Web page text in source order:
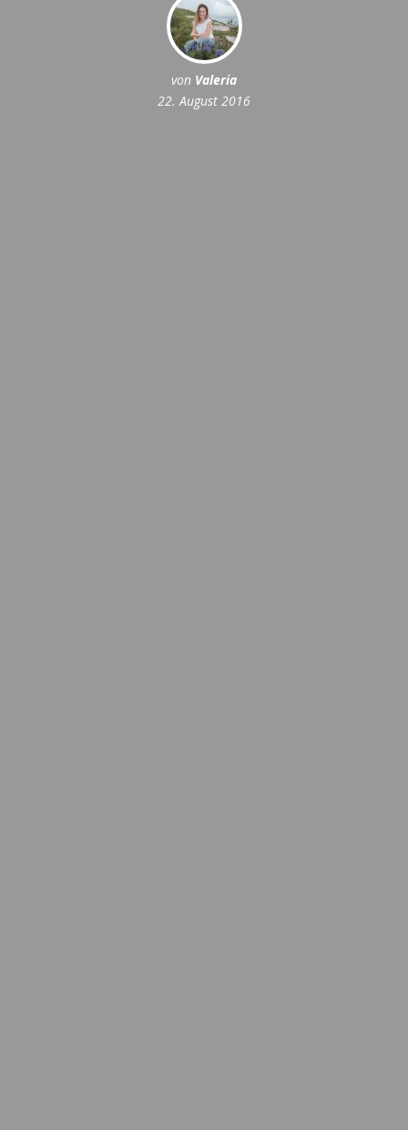
von Valeria
22. August 2016